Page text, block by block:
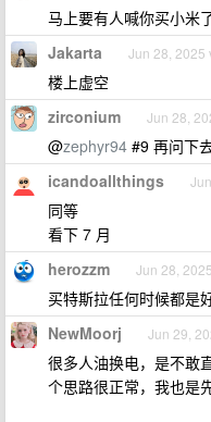
马上要有人喊你买小米
Jakarta Jun 28, 2025
楼上虚空
zirconium Jun 28,
@zephyr94 #9 再问下
icandoallthings
同等
看下 7 月
herozzm Jun 28, 2025
买特斯拉任何时候都是
NewMoorj Jun 29,
很多人油换电，是不敢
个思路很正常，我也是